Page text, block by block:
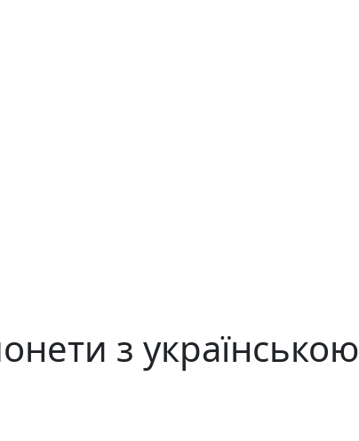
з українською